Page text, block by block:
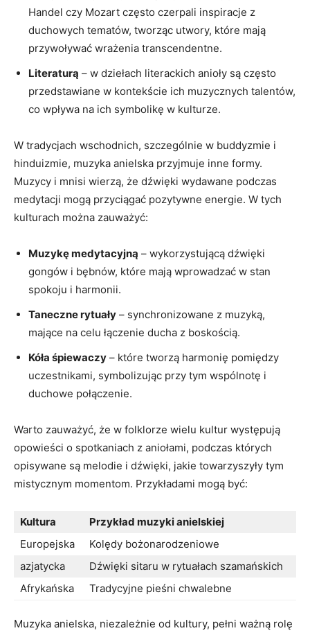
Handel czy Mozart często czerpali inspiracje⁣ z
duchowych tematów, tworząc utwory, które ⁤mają
przywoływać ‌wrażenia transcendentne.
Literaturą – ⁢w dziełach literackich⁣ anioły ⁤są często
przedstawiane w‍ kontekście ich ‌muzycznych ​talentów,
co wpływa na‌ ich symbolikę w kulturze.
W tradycjach⁤ wschodnich, szczególnie w ‌buddyzmie i
hinduizmie, muzyka anielska⁣ przyjmuje inne formy.
Muzycy i mnisi ‌wierzą, ‌że dźwięki wydawane podczas
medytacji mogą przyciągać pozytywne energie. ⁢W tych
kulturach można zauważyć:
Muzykę⁤ medytacyjną – wykorzystującą dźwięki
gongów i bębnów, które​ mają ⁢wprowadzać w ⁣stan
spokoju i harmonii.
Taneczne rytuały – synchronizowane z muzyką,
mające na celu łączenie ducha z boskością.
Kóła ⁢śpiewaczy – które tworzą harmonię pomiędzy⁤
uczestnikami, ⁢symbolizując przy tym wspólnotę i
duchowe połączenie.
Warto zauważyć, że w folklorze wielu kultur występują⁢
opowieści⁢ o spotkaniach z ‍aniołami, ​podczas których
⁤opisywane są melodie​ i dźwięki, jakie towarzyszyły⁣ tym
mistycznym⁤ momentom. Przykładami mogą być:
Kultura
Przykład muzyki anielskiej
Europejska
Kolędy bożonarodzeniowe
azjatycka
Dźwięki sitaru ​w rytuałach szamańskich
Afrykańska
Tradycyjne ‍pieśni⁤ chwalebne
Muzyka⁣ anielska, niezależnie ⁤od kultury, pełni ważną rolę ​